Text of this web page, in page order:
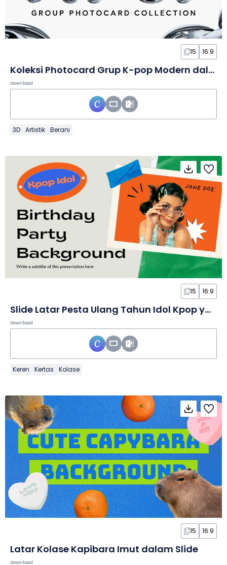
15 16:9
Koleksi Photocard Grup K-pop Modern dalam Slide
Download
3D Artistik Berani
15 16:9
Slide Latar Pesta Ulang Tahun Idol Kpop yang Ceria
Download
Keren Kertas Kolase
15 16:9
Latar Kolase Kapibara Imut dalam Slide
Download